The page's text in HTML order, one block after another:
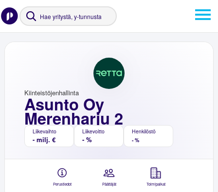
Asunto Oy
Merenharju 2
Kiinteistöjenhallinta
Liikevaihto
- milj. €
Liikevoitto
- %
Henkilöstö
- %
Perustiedot Päättäjät Toimipaikat